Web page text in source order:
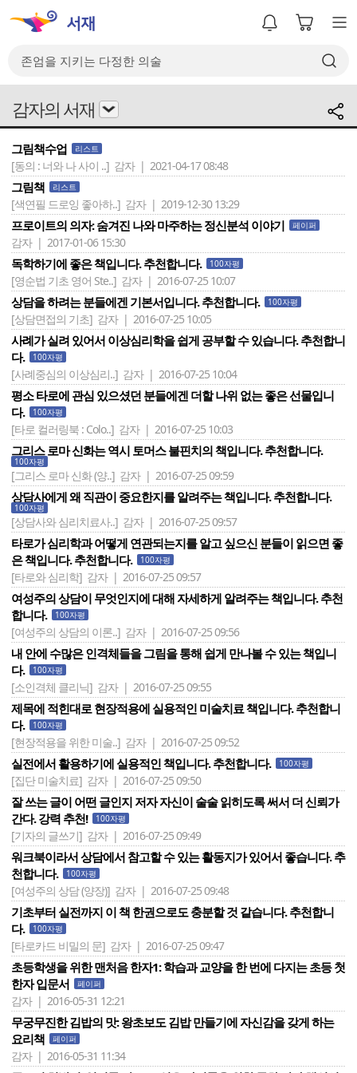
감자의 서재
그림책수업 리스트
[동의 : 너와 나 사이 ..] 감자 | 2021-04-17 08:48
그림책 리스트
[색연필 드로잉 좋아하..] 감자 | 2019-12-30 13:29
프로이트의 의자: 숨겨진 나와 마주하는 정신분석 이야기 페이퍼
감자 | 2017-01-06 15:30
독학하기에 좋은 책입니다. 추천합니다. 100자평
[영순법 기초 영어 Ste..] 감자 | 2016-07-25 10:07
상담을 하려는 분들에겐 기본서입니다. 추천합니다. 100자평
[상담면접의 기초] 감자 | 2016-07-25 10:05
사례가 실려 있어서 이상심리학을 쉽게 공부할 수 있습니다. 추천합니
다.
100자평
[사례중심의 이상심리..] 감자 | 2016-07-25 10:04
평소 타로에 관심 있으셨던 분들에겐 더할 나위 없는 좋은 선물입니
다.
100자평
[타로 컬러링북 : Colo..] 감자 | 2016-07-25 10:03
그리스 로마 신화는 역시 토머스 불핀치의 책입니다. 추천합니다.
100자평
[그리스 로마 신화 (양..] 감자 | 2016-07-25 09:59
상담사에게 왜 직관이 중요한지를 알려주는 책입니다. 추천합니다.
100자평
[상담사와 심리치료사..] 감자 | 2016-07-25 09:57
타로가 심리학과 어떻게 연관되는지를 알고 싶으신 분들이 읽으면 좋
은 책입니다. 추천합니다.
100자평
[타로와 심리학] 감자 | 2016-07-25 09:57
여성주의 상담이 무엇인지에 대해 자세하게 알려주는 책입니다. 추천
합니다.
100자평
[여성주의 상담의 이론..] 감자 | 2016-07-25 09:56
내 안에 수많은 인격체들을 그림을 통해 쉽게 만나볼 수 있는 책입니
다.
100자평
[소인격체 클리닉] 감자 | 2016-07-25 09:55
제목에 적힌대로 현장적용에 실용적인 미술치료 책입니다. 추천합니
다.
100자평
[현장적용을 위한 미술..] 감자 | 2016-07-25 09:52
실전에서 활용하기에 실용적인 책입니다. 추천합니다. 100자평
[집단 미술치료] 감자 | 2016-07-25 09:50
잘 쓰는 글이 어떤 글인지 저자 자신이 술술 읽히도록 써서 더 신뢰가
간다. 강력 추천!
100자평
[기자의 글쓰기] 감자 | 2016-07-25 09:49
워크북이라서 상담에서 참고할 수 있는 활동지가 있어서 좋습니다. 추
천합니다.
100자평
[여성주의 상담 (양장)] 감자 | 2016-07-25 09:48
기초부터 실전까지 이 책 한권으로도 충분할 것 같습니다. 추천합니
다.
100자평
[타로카드 비밀의 문] 감자 | 2016-07-25 09:47
초등학생을 위한 맨처음 한자1: 학습과 교양을 한 번에 다지는 초등 첫
한자 입문서
페이퍼
감자 | 2016-05-31 12:21
무궁무진한 김밥의 맛: 왕초보도 김밥 만들기에 자신감을 갖게 하는
요리책
페이퍼
감자 | 2016-05-31 11:34